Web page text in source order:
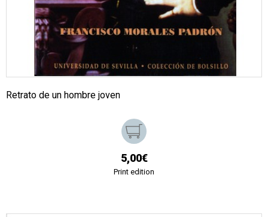
Retrato de un hombre joven
5,00€
Print edition